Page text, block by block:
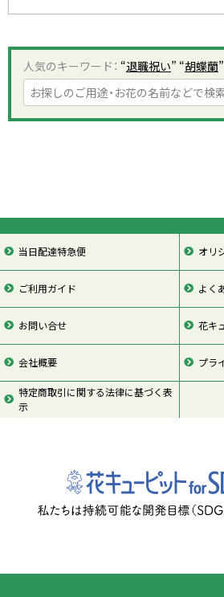
人気のキーワード： “退職祝い” “胡蝶蘭
当日配達特急便 オリ
ご利用ガイド よく
お問い合せ 花キ
会社概要 プラ
特定商取引に関する法律に基づく表
示